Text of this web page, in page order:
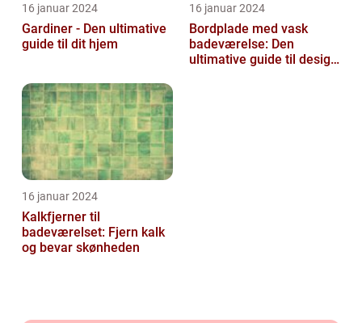
16 januar 2024
Gardiner - Den ultimative
guide til dit hjem
16 januar 2024
Bordplade med vask
badeværelse: Den
ultimative guide til design
16 januar 2024
Kalkfjerner til
badeværelset: Fjern kalk
og bevar skønheden